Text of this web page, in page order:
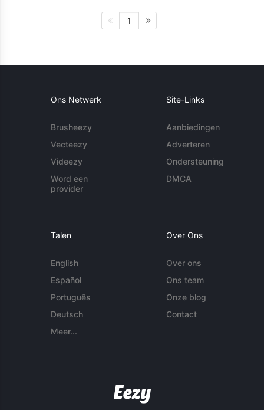
1
Ons Netwerk
Brusheezy
Vecteezy
Videezy
Word een
provider
Site-Links
Aanbiedingen
Adverteren
Ondersteuning
DMCA
Talen
English
Español
Português
Deutsch
Meer...
Over Ons
Over ons
Ons team
Onze blog
Contact